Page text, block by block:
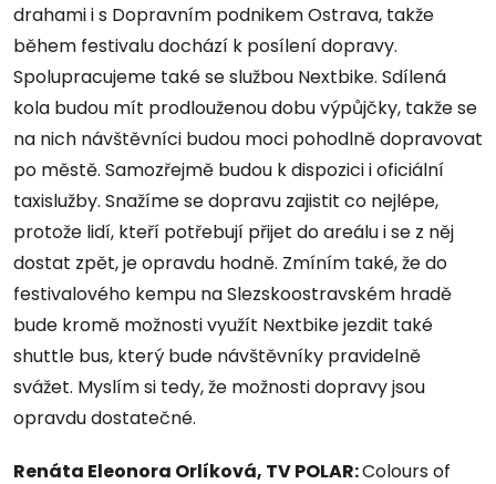
drahami i s Dopravním podnikem Ostrava, takže
během festivalu dochází k posílení dopravy.
Spolupracujeme také se službou Nextbike. Sdílená
kola budou mít prodlouženou dobu výpůjčky, takže se
na nich návštěvníci budou moci pohodlně dopravovat
po městě. Samozřejmě budou k dispozici i oficiální
taxislužby. Snažíme se dopravu zajistit co nejlépe,
protože lidí, kteří potřebují přijet do areálu i se z něj
dostat zpět, je opravdu hodně. Zmíním také, že do
festivalového kempu na Slezskoostravském hradě
bude kromě možnosti využít Nextbike jezdit také
shuttle bus, který bude návštěvníky pravidelně
svážet. Myslím si tedy, že možnosti dopravy jsou
opravdu dostatečné.
Renáta Eleonora Orlíková, TV POLAR:Colours of